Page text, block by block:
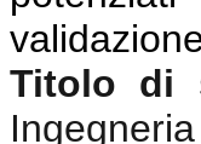
Titolo di